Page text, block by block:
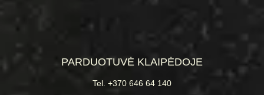
PARDUOTUVĖ KLAIPĖDOJE
Tel. +370 646 64 140